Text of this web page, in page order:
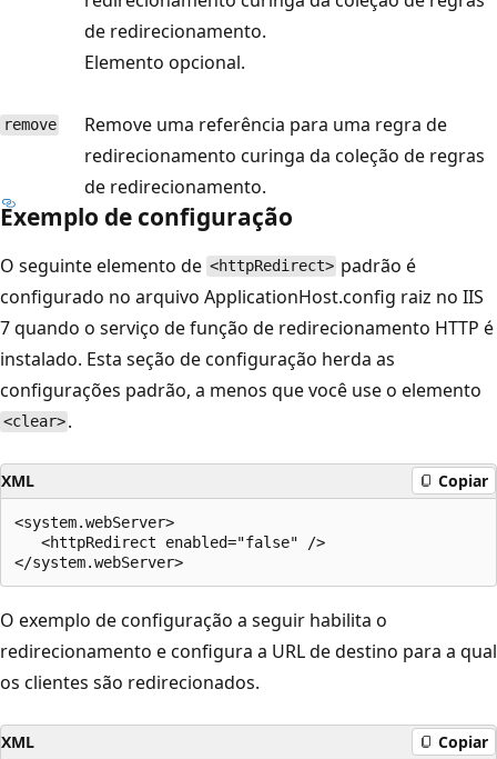
de redirecionamento.
remove
Elemento opcional.
Remove uma referência para uma regra de
redirecionamento curinga da coleção de regras
de redirecionamento.
Exemplo de configuração
O seguinte elemento de <httpRedirect> padrão é
configurado no arquivo ApplicationHost.config raiz no IIS
7 quando o serviço de função de redirecionamento HTTP é
instalado. Esta seção de configuração herda as
configurações padrão, a menos que você use o elemento
<clear> .
XML Copiar
<system.webServer>
   <httpRedirect enabled="false" />
O exemplo de configuração a seguir habilita o
redirecionamento e configura a URL de destino para a qual
os clientes são redirecionados.
XML Copiar